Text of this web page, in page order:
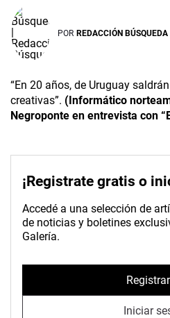
POR REDACCIÓN BÚSQUEDA
“En 20 años, de Uruguay
creativas”. (Informático
Negroponte en entrevista con
¡Registrate gratis o
Accedé a una selección de
de noticias y boletines
Galería.
Iniciar